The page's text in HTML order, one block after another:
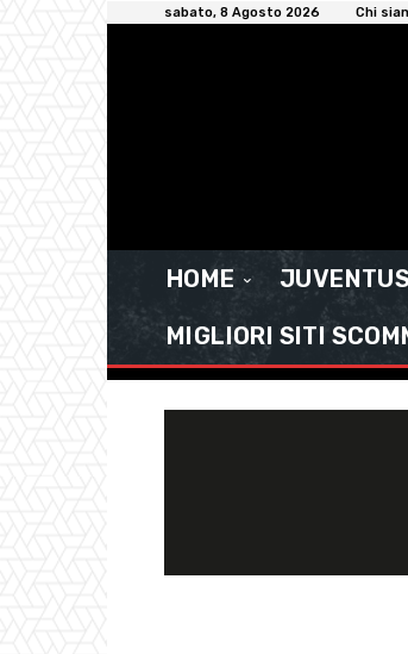
sabato, 8 Agosto 2026 Chi
HOME JUVENTUS
MIGLIORI SITI